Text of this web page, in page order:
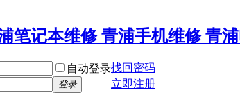
自动登录找回密码
登录 立即注册